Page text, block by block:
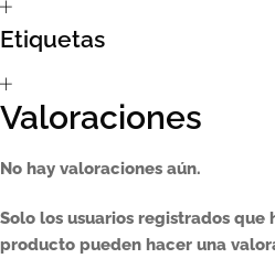
Sumate al sorteo Artcombo
Suscríbete a la newsletter de
Test Formulario
Etiquetas
Valoraciones
No hay valoraciones aún.
Solo los usuarios registrados que
producto pueden hacer una